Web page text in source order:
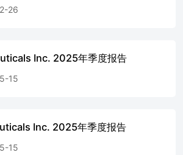
新或修订的财务会计准则。 o x 标记注册人是
面第一章财务信息1 截至2025年3月31日（未
2024年经营和综合收益（亏损）摘要报表（未
现金流量表（合并）(未审计4 备注：关于合
与分析第13项 3。定量与定性披露关于市场风
26
Inc. 2025年季度报告
15
Inc. 2025年季度报告
15